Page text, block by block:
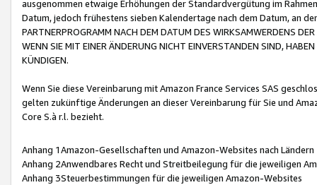
ausgenommen etwaige Erhöhungen der Standardvergütung im
Datum, jedoch frühestens sieben Kalendertage nach dem Datum, an
PARTNERPROGRAMM NACH DEM DATUM DES WIRKSAMWERDENS
WENN SIE MIT EINER ÄNDERUNG NICHT EINVERSTANDEN SIND,
KÜNDIGEN.
Wenn Sie diese Vereinbarung mit Amazon France Services SAS
gelten zukünftige Änderungen an dieser Vereinbarung für Sie und
Core S.à r.l. bezieht.
Anhang 1Amazon-Gesellschaften und Amazon-Websites nach Ländern
Anhang 2Anwendbares Recht und Streitbeilegung für die jeweiligen
Anhang 3Steuerbestimmungen für die jeweiligen Amazon-Websites